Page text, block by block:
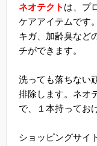
ネオテクト は、プ
ケアアイテムです
キガ、加齢臭など
チができます。
洗っても落ちない
排除します。ネオ
で、１本持ってお
ショッピングサイ